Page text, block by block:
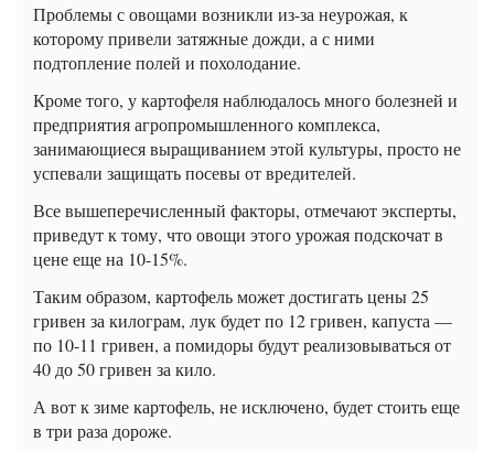
Проблемы с овощами возникли из-за неурожая, к
которому привели затяжные дожди, а с ними
подтопление полей и похолодание.
Кроме того, у картофеля наблюдалось много болезней и
предприятия агропромышленного комплекса,
занимающиеся выращиванием этой культуры, просто не
успевали защищать посевы от вредителей.
Все вышеперечисленный факторы, отмечают эксперты,
приведут к тому, что овощи этого урожая подскочат в
цене еще на 10-15%.
Таким образом, картофель может достигать цены 25
гривен за килограм, лук будет по 12 гривен, капуста —
по 10-11 гривен, а помидоры будут реализовываться от
40 до 50 гривен за кило.
А вот к зиме картофель, не исключено, будет стоить еще
в три раза дороже.